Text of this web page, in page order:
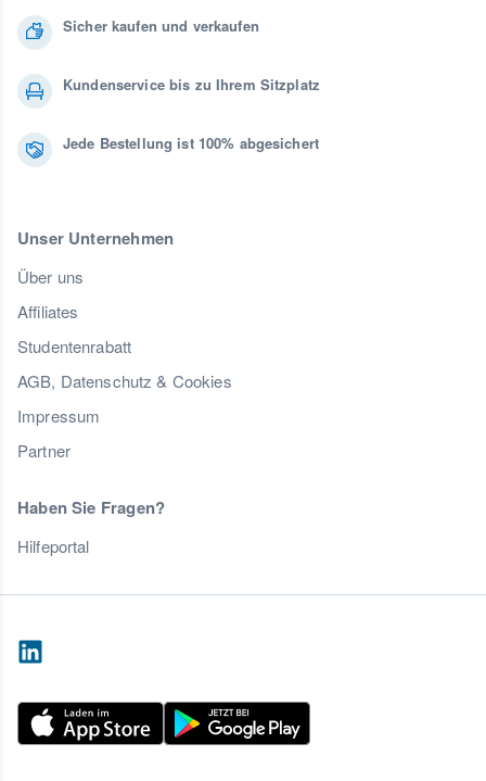
Sicher kaufen und verkaufen
Kundenservice bis zu Ihrem Sitzplatz
Jede Bestellung ist 100% abgesichert
Unser Unternehmen
Über uns
Affiliates
Studentenrabatt
AGB, Datenschutz & Cookies
Impressum
Partner
Haben Sie Fragen?
Hilfeportal